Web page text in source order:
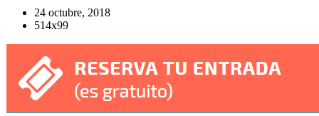
24 octubre, 2018
514x99